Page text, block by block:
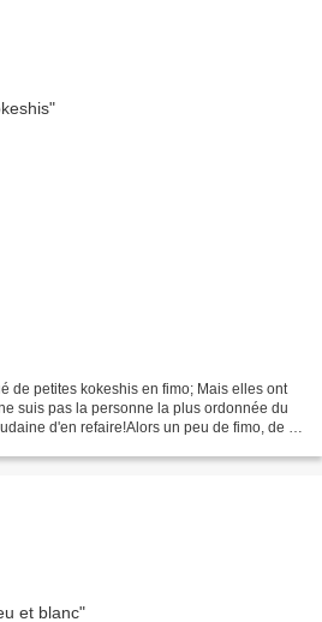
de petites kokeshis en fimo; Mais elles ont
suis pas la personne la plus ordonnée du
d'en refaire!Alors un peu de fimo, de la